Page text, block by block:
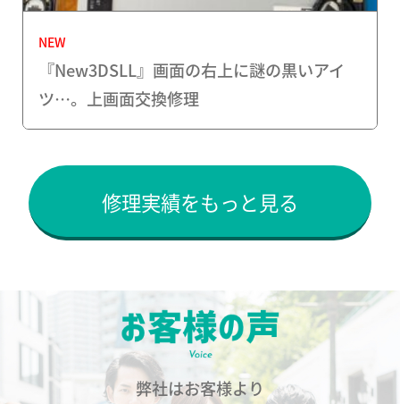
NEW
『New3DSLL』画面の右上に謎の黒いアイ
ツ…。上画面交換修理
修理実績をもっと見る
弊社はお客様より